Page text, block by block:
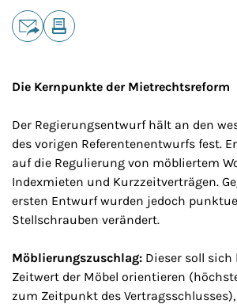
Teilen
Die Kernpunkte der Mietrechtsreform
Der Regierungsentwurf hält an den
des vorigen Referentenentwurfs fest.
auf die Regulierung von möbliertem
Indexmieten und Kurzzeitverträgen.
ersten Entwurf wurden jedoch
Stellschrauben verändert.
Möblierungszuschlag: Dieser soll
Zeitwert der Möbel orientieren
zum Zeitpunkt des